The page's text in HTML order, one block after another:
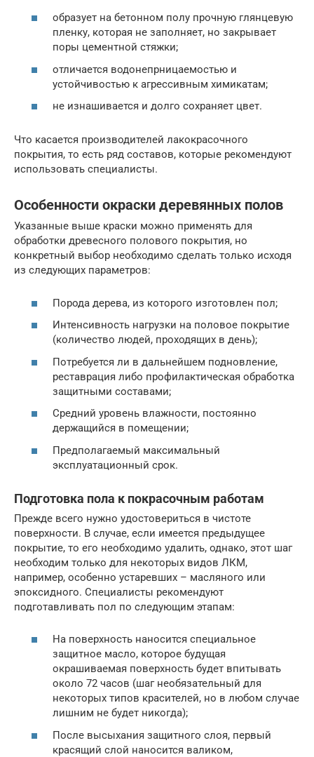
образует на бетонном полу прочную глянцевую
пленку, которая не заполняет, но закрывает
поры цементной стяжки;
отличается водонепрницаемостью и
устойчивостью к агрессивным химикатам;
не изнашивается и долго сохраняет цвет.
Что касается производителей лакокрасочного
покрытия, то есть ряд составов, которые рекомендуют
использовать специалисты.
Особенности окраски деревянных полов
Указанные выше краски можно применять для
обработки древесного полового покрытия, но
конкретный выбор необходимо сделать только исходя
из следующих параметров:
Порода дерева, из которого изготовлен пол;
Интенсивность нагрузки на половое покрытие
(количество людей, проходящих в день);
Потребуется ли в дальнейшем подновление,
реставрация либо профилактическая обработка
защитными составами;
Средний уровень влажности, постоянно
держащийся в помещении;
Предполагаемый максимальный
эксплуатационный срок.
Подготовка пола к покрасочным работам
Прежде всего нужно удостовериться в чистоте
поверхности. В случае, если имеется предыдущее
покрытие, то его необходимо удалить, однако, этот шаг
необходим только для некоторых видов ЛКМ,
например, особенно устаревших – масляного или
эпоксидного. Специалисты рекомендуют
подготавливать пол по следующим этапам:
На поверхность наносится специальное
защитное масло, которое будущая
окрашиваемая поверхность будет впитывать
около 72 часов (шаг необязательный для
некоторых типов красителей, но в любом случае
лишним не будет никогда);
После высыхания защитного слоя, первый
красящий слой наносится валиком,